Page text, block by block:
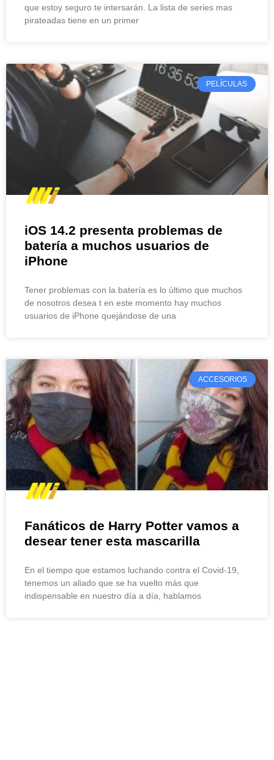
que estoy seguro te intersarán. La lista de series mas
pirateadas tiene en un primer
PELÍCULAS
iOS 14.2 presenta problemas de
batería a muchos usuarios de
iPhone
Tener problemas con la batería es lo último que muchos
de nosotros desea t en este momento hay muchos
usuarios de iPhone quejándose de una
ACCESORIOS
Fanáticos de Harry Potter vamos a
desear tener esta mascarilla
En el tiempo que estamos luchando contra el Covid-19,
tenemos un aliado que se ha vuelto más que
indispensable en nuestro día a día, hablamos